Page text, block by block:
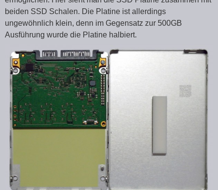
beiden SSD Schalen. Die Platine ist allerdings
ungewöhnlich klein, denn im Gegensatz zur 500GB
Ausführung wurde die Platine halbiert.